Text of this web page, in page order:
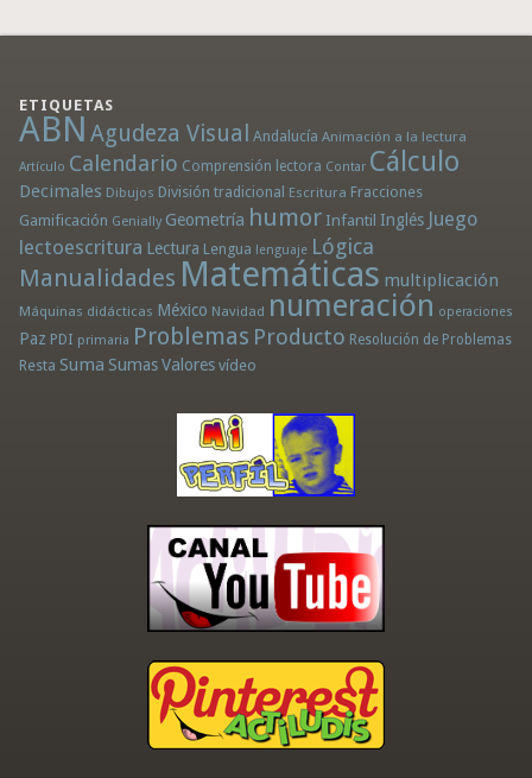
ETIQUETAS
ABN Agudeza Visual Andalucía Animación a la lectura
Artículo Calendario Comprensión lectora Contar Cálculo
Decimales Dibujos División tradicional Escritura Fracciones
Gamificación Genially Geometría humor Infantil Inglés Juego
lectoescritura Lectura Lengua lenguaje Lógica
Manualidades Matemáticas multiplicación
Máquinas didácticas México Navidad numeración operaciones
Paz PDI primaria Problemas Producto Resolución de Problemas
Resta Suma Sumas Valores vídeo